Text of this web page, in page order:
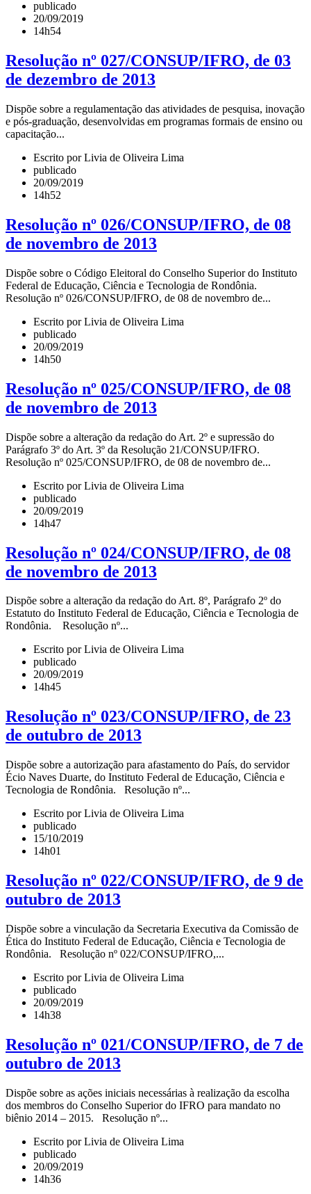
publicado
20/09/2019
14h54
Resolução nº 027/CONSUP/IFRO, de 03
de dezembro de 2013
Dispõe sobre a regulamentação das atividades de pesquisa, inovação
e pós-graduação, desenvolvidas em programas formais de ensino ou
capacitação...
Escrito por Livia de Oliveira Lima
publicado
20/09/2019
14h52
Resolução nº 026/CONSUP/IFRO, de 08
de novembro de 2013
Dispõe sobre o Código Eleitoral do Conselho Superior do Instituto
Federal de Educação, Ciência e Tecnologia de Rondônia.
Resolução nº 026/CONSUP/IFRO, de 08 de novembro de...
Escrito por Livia de Oliveira Lima
publicado
20/09/2019
14h50
Resolução nº 025/CONSUP/IFRO, de 08
de novembro de 2013
Dispõe sobre a alteração da redação do Art. 2º e supressão do
Parágrafo 3º do Art. 3º da Resolução 21/CONSUP/IFRO.
Resolução nº 025/CONSUP/IFRO, de 08 de novembro de...
Escrito por Livia de Oliveira Lima
publicado
20/09/2019
14h47
Resolução nº 024/CONSUP/IFRO, de 08
de novembro de 2013
Dispõe sobre a alteração da redação do Art. 8º, Parágrafo 2º do
Estatuto do Instituto Federal de Educação, Ciência e Tecnologia de
Rondônia. Resolução nº...
Escrito por Livia de Oliveira Lima
publicado
20/09/2019
14h45
Resolução nº 023/CONSUP/IFRO, de 23
de outubro de 2013
Dispõe sobre a autorização para afastamento do País, do servidor
Écio Naves Duarte, do Instituto Federal de Educação, Ciência e
Tecnologia de Rondônia. Resolução nº...
Escrito por Livia de Oliveira Lima
publicado
15/10/2019
14h01
Resolução nº 022/CONSUP/IFRO, de 9 de
outubro de 2013
Dispõe sobre a vinculação da Secretaria Executiva da Comissão de
Ética do Instituto Federal de Educação, Ciência e Tecnologia de
Rondônia. Resolução nº 022/CONSUP/IFRO,...
Escrito por Livia de Oliveira Lima
publicado
20/09/2019
14h38
Resolução nº 021/CONSUP/IFRO, de 7 de
outubro de 2013
Dispõe sobre as ações iniciais necessárias à realização da escolha
dos membros do Conselho Superior do IFRO para mandato no
biênio 2014 – 2015. Resolução nº...
Escrito por Livia de Oliveira Lima
publicado
20/09/2019
14h36